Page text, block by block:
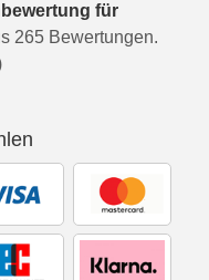
für
265 Bewertungen.